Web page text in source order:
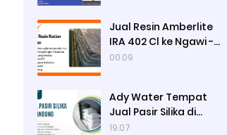
Jual Resin Amberlite
IRA 402 Cl ke Ngawi -
Ady Water
00.09
Ady Water Tempat
Jual Pasir Silika di
Surabaya, Bisa Kirim ke
19.07